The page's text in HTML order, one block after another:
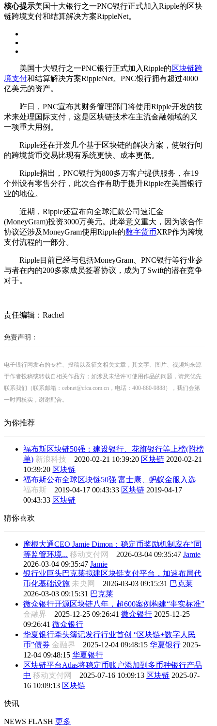
核心提示美国十大银行之一PNC银行正式加入Ripple的区块
链跨境支付和结算解决方案RippleNet。
美国十大银行之一PNC银行正式加入Ripple的区块链跨
境支付和结算解决方案RippleNet。PNC银行拥有超过4000
亿美元的资产。
昨日，PNC宣布其财务管理部门将使用Ripple开发的技
术来处理国际支付，这是区块链技术在主流金融领域的又
一项重大用例。
Ripple还在开发几个基于区块链的解决方案，使银行间
的跨境货币交易比现有系统更快、成本更低。
Ripple指出，PNC银行为800多万客户提供服务，在19
个州设有零售分行，此次合作有助于提升Ripple在美国银行
业的地位。
近期，Ripple还宣布向全球汇款公司速汇金
(MoneyGram)投资3000万美元。此举意义重大，因为该合作
协议还涉及MoneyGram使用Ripple的数字货币XRP作为跨境
支付流程的一部分。
Ripple目前已经与包括MoneyGram、PNC银行等行业参
与者在内的200多家成员签署协议，成为了Swift的潜在竞争
对手。
责任编辑：Rachel
免责声明：
电子银行网发布的专栏、投稿以及征文相关文章，其文字、图片、视频均来源
于作者投稿或转载自相关作品方；如涉及未经许可使用作品的问题，请您优先
联系我们（联系邮箱：cebnet@cfca.com.cn，电话：400-880-9888），我们会第
一时间核实，谢谢配合。
为你推荐
福布斯区块链50强：建设银行、花旗银行等上榜(附榜
单) 新浪科技 2020-02-21 10:39:20 区块链 2020-02-21
10:39:20 区块链
福布斯公布全球区块链50强 富士康、蚂蚁金服入选
福布斯 2019-04-17 00:43:33 区块链 2019-04-17
00:43:33 区块链
猜你喜欢
摩根大通CEO Jamie Dimon：稳定币奖励机制应在“同
等监管环境... 移动支付网 2026-03-04 09:35:47 Jamie
2026-03-04 09:35:47 Jamie
银行业巨头巴克莱拟建区块链支付平台，加速布局代
币化基础设施 未央网 2026-03-03 09:15:31 巴克莱
2026-03-03 09:15:31 巴克莱
微众银行开源区块链八年，超600案例构建“事实标准”
金融界 2025-12-25 09:26:41 微众银行 2025-12-25
09:26:41 微众银行
华夏银行牵头簿记发行行业首创 “区块链+数字人民
币”债券 金融界 2025-12-04 09:48:15 华夏银行 2025-
12-04 09:48:15 华夏银行
区块链平台Atlas将稳定币账户添加到多币种银行产品
中 移动支付网 2025-07-16 10:09:13 区块链 2025-07-
16 10:09:13 区块链
快讯
NEWS FLASH 更多